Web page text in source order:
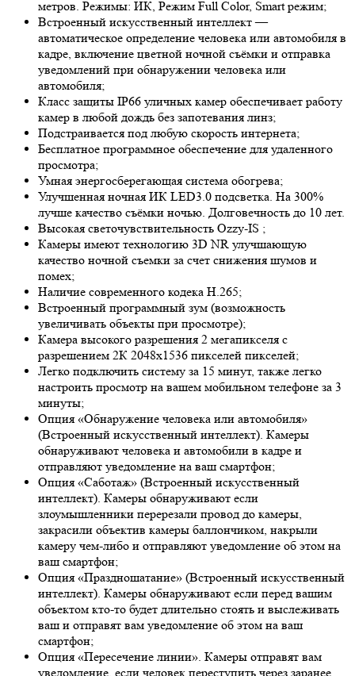
метров. Режимы: ИК, Режим Full Color, Smart режим;
Встроенный искусственный интеллект —
автоматическое определение человека или автомобиля в
кадре, включение цветной ночной съёмки и отправка
уведомлений при обнаружении человека или
автомобиля;
Класс защиты IP66 уличных камер обеспечивает работу
камер в любой дождь без запотевания линз;
Подстраивается под любую скорость интернета;
Бесплатное программное обеспечение для удаленного
просмотра;
Умная энергосберегающая система обогрева;
Улучшенная ночная ИК LED3.0 подсветка. На 300%
лучше качество съёмки ночью. Долговечность до 10 лет.
Высокая светочувствительность Ozzy-IS ;
Камеры имеют технологию 3D NR улучшающую
качество ночной съемки за счет снижения шумов и
помех;
Наличие современного кодека H.265;
Встроенный программный зум (возможность
увеличивать объекты при просмотре);
Камера высокого разрешения 2 мегапикселя с
разрешением 2К 2048х1536 пикселей пикселей;
Легко подключить систему за 15 минут, также легко
настроить просмотр на вашем мобильном телефоне за 3
минуты;
Опция «Обнаружение человека или автомобиля»
(Встроенный искусственный интеллект). Камеры
обнаруживают человека и автомобили в кадре и
отправляют уведомление на ваш смартфон;
Опция «Саботаж» (Встроенный искусственный
интеллект). Камеры обнаруживают если
злоумышленники перерезали провод до камеры,
закрасили объектив камеры баллончиком, накрыли
камеру чем-либо и отправляют уведомление об этом на
ваш смартфон;
Опция «Праздношатание» (Встроенный искусственный
интеллект). Камеры обнаруживают если перед вашим
объектом кто-то будет длительно стоять и выслеживать
ваш и отправят вам уведомление об этом на ваш
смартфон;
Опция «Пересечение линии». Камеры отправят вам
уведомление, если человек переступить через заранее